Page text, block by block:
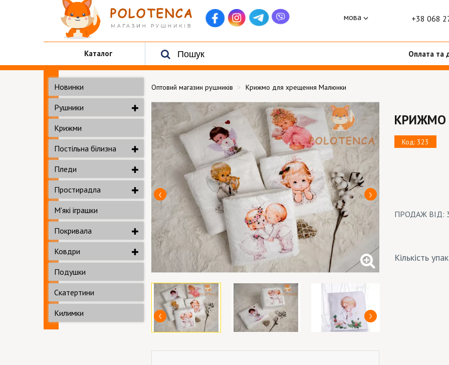
мова +38 068
Каталог Оплата та
Новинки
Рушники
Крижми
Постільна білизна
Пледи
Простирадла
М'які іграшки
Покривала
Ковдри
Подушки
Скатертини
Килимки
Оптовий магазин рушників Крижмо для хрещення Малюнки
КРИЖМО
Код: 323
ПРОДАЖ ВІД:
Кількість